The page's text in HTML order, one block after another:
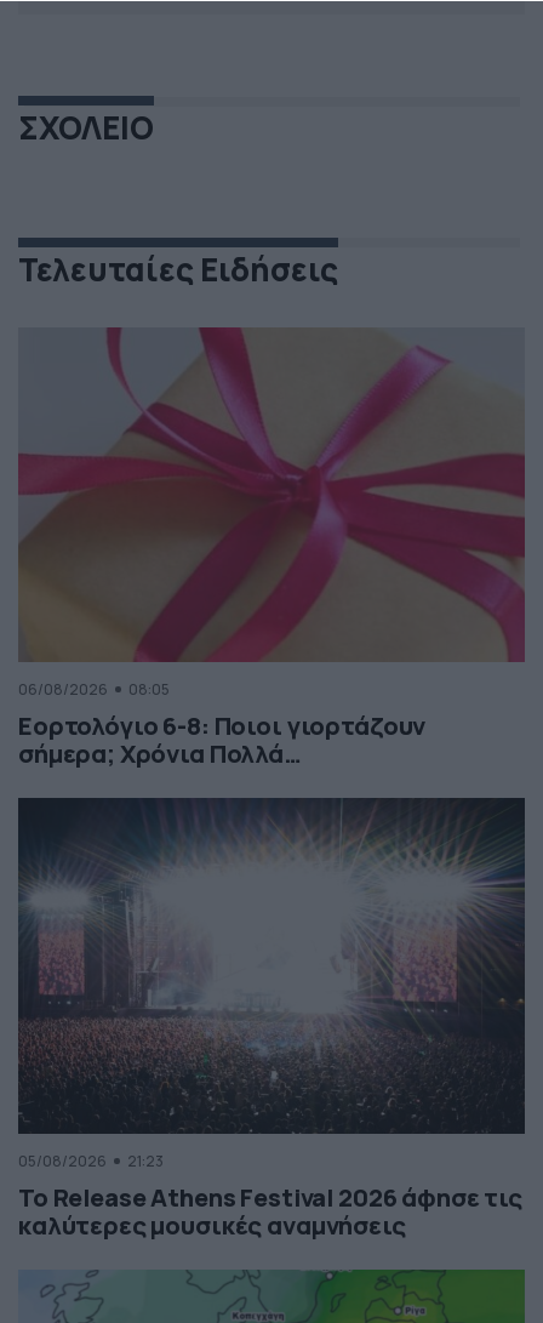
ΣΧΟΛΕΙΟ
Τελευταίες Ειδήσεις
06/08/2026 08:05
Εορτολόγιο 6-8: Ποιοι γιορτάζουν
σήμερα; Χρόνια Πολλά…
05/08/2026 21:23
Το Release Athens Festival 2026 άφησε τις
καλύτερες μουσικές αναμνήσεις